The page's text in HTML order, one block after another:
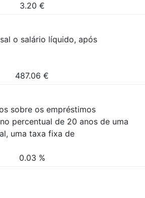
3.20 €
o salário líquido, após
487.06 €
sobre os empréstimos
percentual de 20 anos de uma
uma taxa fixa de
0.03 %